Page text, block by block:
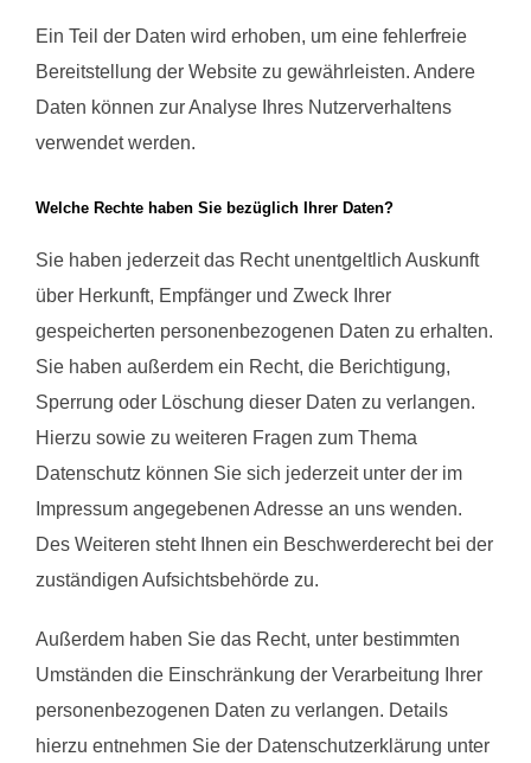
Ein Teil der Daten wird erhoben, um eine fehlerfreie
Bereitstellung der Website zu gewährleisten. Andere
Daten können zur Analyse Ihres Nutzerverhaltens
verwendet werden.
Welche Rechte haben Sie bezüglich Ihrer Daten?
Sie haben jederzeit das Recht unentgeltlich Auskunft
über Herkunft, Empfänger und Zweck Ihrer
gespeicherten personenbezogenen Daten zu erhalten.
Sie haben außerdem ein Recht, die Berichtigung,
Sperrung oder Löschung dieser Daten zu verlangen.
Hierzu sowie zu weiteren Fragen zum Thema
Datenschutz können Sie sich jederzeit unter der im
Impressum angegebenen Adresse an uns wenden.
Des Weiteren steht Ihnen ein Beschwerderecht bei der
zuständigen Aufsichtsbehörde zu.
Außerdem haben Sie das Recht, unter bestimmten
Umständen die Einschränkung der Verarbeitung Ihrer
personenbezogenen Daten zu verlangen. Details
hierzu entnehmen Sie der Datenschutzerklärung unter